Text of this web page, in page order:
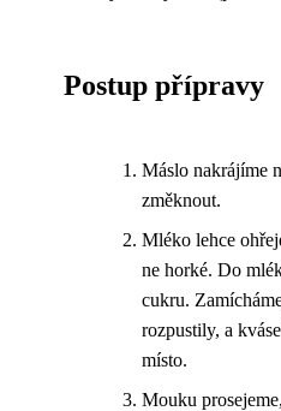
Postup přípravy
Máslo nakrájíme
změknout.
Mléko lehce
ne horké. Do
cukru.
rozpustily, a
místo.
Mouku